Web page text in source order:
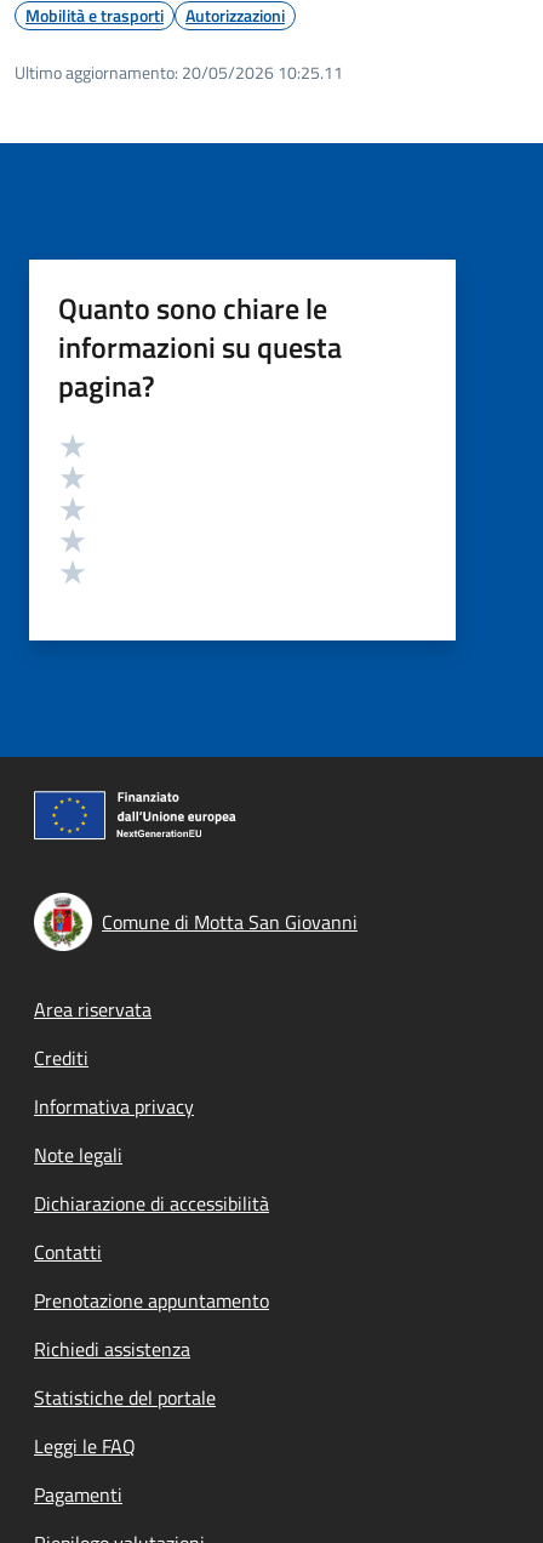
Mobilità e trasporti Autorizzazioni
Ultimo aggiornamento: 20/05/2026 10:25.11
Quanto sono chiare le
informazioni su questa
pagina?
Valutazione
Comune di Motta San Giovanni
Footer menu
Area riservata
Crediti
Informativa privacy
Note legali
Dichiarazione di accessibilità
Contatti
Prenotazione appuntamento
Richiedi assistenza
Statistiche del portale
Leggi le FAQ
Pagamenti